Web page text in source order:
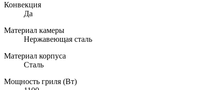
Конвекция
Да
Материал камеры
Нержавеющая сталь
Материал корпуса
Сталь
Мощность гриля (Вт)